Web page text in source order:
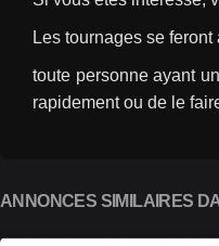
Les tournages se
toute personne ayant
rapidement ou de le
ANNONCES SIMILAIRES